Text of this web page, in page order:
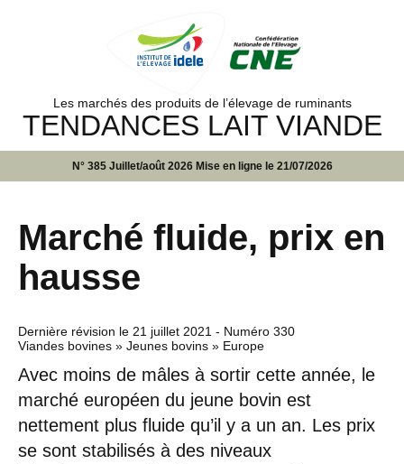
Les marchés des produits de l’élevage de ruminants
TENDANCES LAIT VIANDE
N° 385 Juillet/août 2026 Mise en ligne le 21/07/2026
Marché fluide, prix en
hausse
Dernière révision le 21 juillet 2021 - Numéro 330
Viandes bovines » Jeunes bovins » Europe
Avec moins de mâles à sortir cette année, le
marché européen du jeune bovin est
nettement plus fluide qu’il y a un an. Les prix
se sont stabilisés à des niveaux